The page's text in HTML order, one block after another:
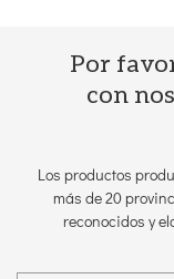
Por
con
Los productos
más de 20
reconocidos y